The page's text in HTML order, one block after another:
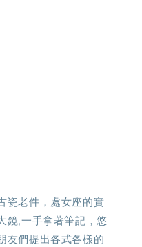
瓷老件，處女座的實
鏡,一手拿著筆記，悠
友們提出各式各樣的